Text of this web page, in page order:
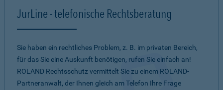
JurLine - telefonische Rechtsberatung
Sie haben ein rechtliches Problem, z. B. im privaten Bereich,
für das Sie eine Auskunft benötigen, rufen Sie einfach an!
ROLAND Rechtsschutz vermittelt Sie zu einem ROLAND-
Partneranwalt, der Ihnen gleich am Telefon Ihre Frage